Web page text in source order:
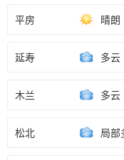
平房 晴朗
延寿 多云
木兰 多云
松北 局部